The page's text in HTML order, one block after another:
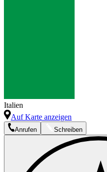
Italien
Auf Karte anzeigen
Anrufen Schreiben